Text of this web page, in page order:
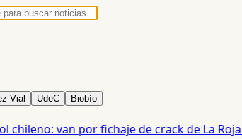
Vial UdeC Biobío
van por fichaje de crack de La Roja •